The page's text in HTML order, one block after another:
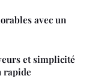
avec un
et simplicité
rapide